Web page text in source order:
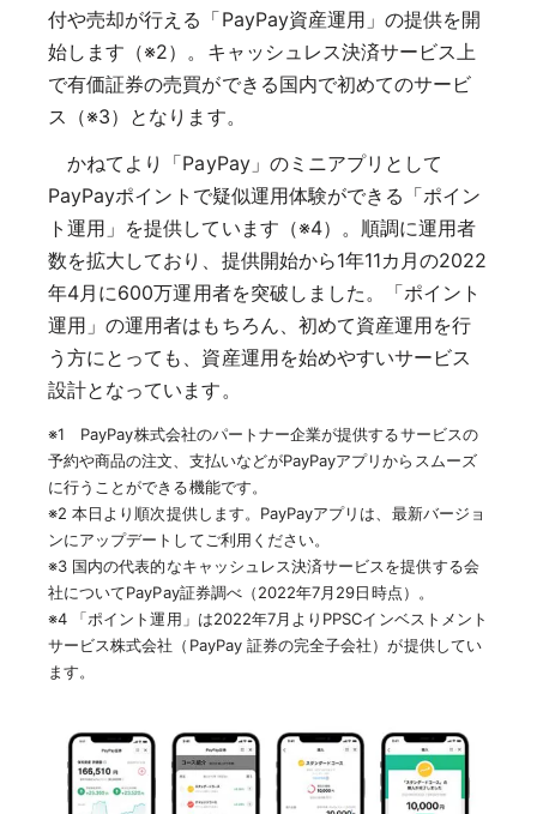
付や売却が行える「PayPay資産運用」の提供を開
始します（※2）。キャッシュレス決済サービス上
で有価証券の売買ができる国内で初めてのサービ
ス（※3）となります。
かねてより「PayPay」のミニアプリとして
PayPayポイントで疑似運用体験ができる「ポイン
ト運用」を提供しています（※4）。順調に運用者
数を拡大しており、提供開始から1年11カ月の2022
年4月に600万運用者を突破しました。「ポイント
運用」の運用者はもちろん、初めて資産運用を行
う方にとっても、資産運用を始めやすいサービス
設計となっています。
※1 PayPay株式会社のパートナー企業が提供するサービスの
予約や商品の注文、支払いなどがPayPayアプリからスムーズ
に行うことができる機能です。
※2 本日より順次提供します。PayPayアプリは、最新バージョ
ンにアップデートしてご利用ください。
※3 国内の代表的なキャッシュレス決済サービスを提供する会
社についてPayPay証券調べ（2022年7月29日時点）。
※4 「ポイント運用」は2022年7月よりPPSCインベストメント
サービス株式会社（PayPay 証券の完全子会社）が提供してい
ます。